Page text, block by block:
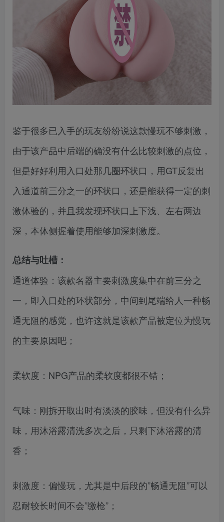
鉴于很多已入手的玩友纷纷说这款慢玩不够刺激，
由于该产品中后端的确没有什么比较刺激的点位，
但是好好利用入口处那几圈环状口，用GT反复出
入通道前三分之一的环状口，还是能获得一定的刺
激体验的，并且我发现环状口上下浅、左右两边
深，本体侧握着使用能够加深刺激度。
总结与吐槽：
通道体验：该款名器主要刺激度集中在前三分之
一，即入口处的环状部分，中间到尾端给人一种畅
通无阻的感觉，也许这就是该款产品被定位为慢玩
的主要原因吧；
柔软度：NPG产品的柔软度都很不错；
气味：刚拆开取出时有淡淡的胶味，但没有什么异
味，用沐浴露清洗多次之后，只剩下沐浴露的清
香；
刺激度：偏慢玩，尤其是中后段的”畅通无阻”可以
忍耐较长时间不会”缴枪”；